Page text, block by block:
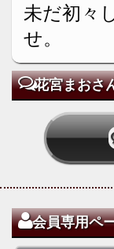
未だ初々
せ。
花宮まおさ
会員専用ペ